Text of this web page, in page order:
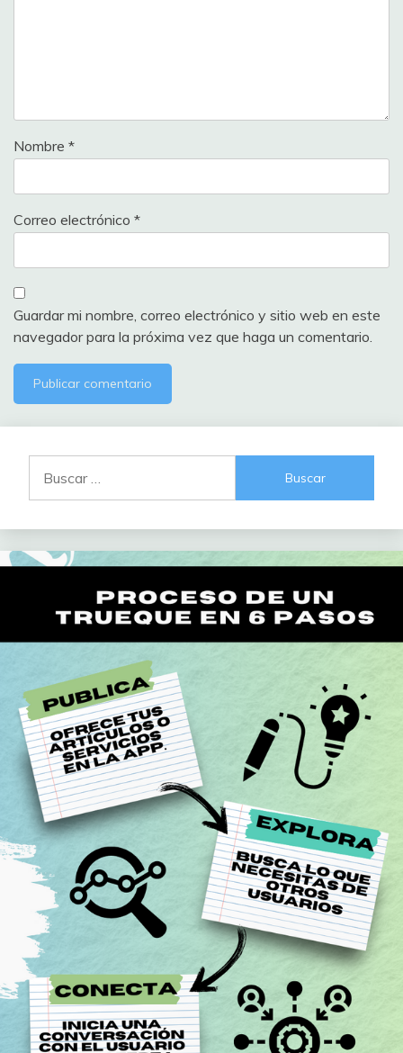
Nombre *
Correo electrónico *
Guardar mi nombre, correo electrónico y sitio web en este
navegador para la próxima vez que haga un comentario.